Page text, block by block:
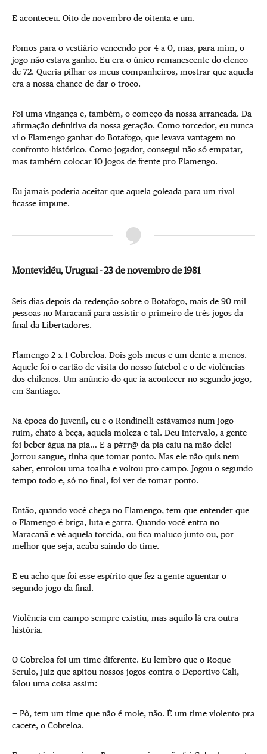
E aconteceu. Oito de novembro de oitenta e um.
Fomos para o vestiário vencendo por 4 a 0, mas, para mim, o
jogo não estava ganho. Eu era o único remanescente do elenco
de 72. Queria pilhar os meus companheiros, mostrar que aquela
era a nossa chance de dar o troco.
Foi uma vingança e, também, o começo da nossa arrancada. Da
afirmação definitiva da nossa geração. Como torcedor, eu nunca
vi o Flamengo ganhar do Botafogo, que levava vantagem no
confronto histórico. Como jogador, consegui não só empatar,
mas também colocar 10 jogos de frente pro Flamengo.
Eu jamais poderia aceitar que aquela goleada para um rival
ficasse impune.
Montevidéu, Uruguai - 23 de novembro de 1981
Seis dias depois da redenção sobre o Botafogo, mais de 90 mil
pessoas no Maracanã para assistir o primeiro de três jogos da
final da Libertadores.
Flamengo 2 x 1 Cobreloa. Dois gols meus e um dente a menos.
Aquele foi o cartão de visita do nosso futebol e o de violências
dos chilenos. Um anúncio do que ia acontecer no segundo jogo,
em Santiago.
Na época do juvenil, eu e o Rondinelli estávamos num jogo
ruim, chato à beça, aquela moleza e tal. Deu intervalo, a gente
foi beber água na pia… E a p#rr@ da pia caiu na mão dele!
Jorrou sangue, tinha que tomar ponto. Mas ele não quis nem
saber, enrolou uma toalha e voltou pro campo. Jogou o segundo
tempo todo e, só no final, foi ver de tomar ponto.
Então, quando você chega no Flamengo, tem que entender que
o Flamengo é briga, luta e garra. Quando você entra no
Maracanã e vê aquela torcida, ou fica maluco junto ou, por
melhor que seja, acaba saindo do time.
E eu acho que foi esse espírito que fez a gente aguentar o
segundo jogo da final.
Violência em campo sempre existiu, mas aquilo lá era outra
história.
O Cobreloa foi um time diferente. Eu lembro que o Roque
Serulo, juiz que apitou nossos jogos contra o Deportivo Cali,
falou uma coisa assim:
— Pô, tem um time que não é mole, não. É um time violento pra
cacete, o Cobreloa.